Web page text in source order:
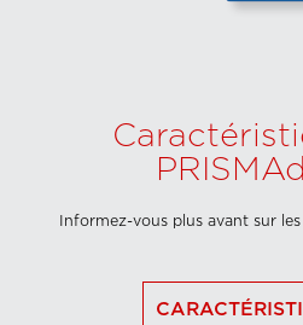
Informez-vous plus avant sur